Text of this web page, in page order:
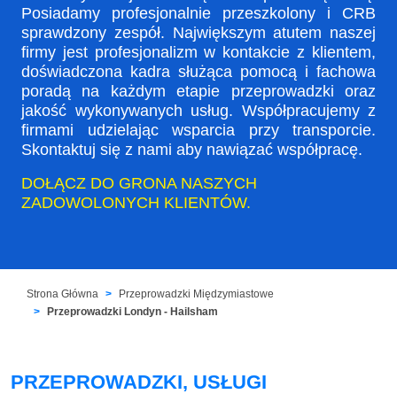
Posiadamy profesjonalnie przeszkolony i CRB
sprawdzony zespół. Największym atutem naszej
firmy jest profesjonalizm w kontakcie z klientem,
doświadczona kadra służąca pomocą i fachowa
poradą na każdym etapie przeprowadzki oraz
jakość wykonywanych usług. Współpracujemy z
firmami udzielając wsparcia przy transporcie.
Skontaktuj się z nami aby nawiązać współpracę.
DOŁĄCZ DO GRONA NASZYCH
ZADOWOLONYCH KLIENTÓW.
Strona Główna
Przeprowadzki Międzymiastowe
Przeprowadzki Londyn - Hailsham
PRZEPROWADZKI, USŁUGI